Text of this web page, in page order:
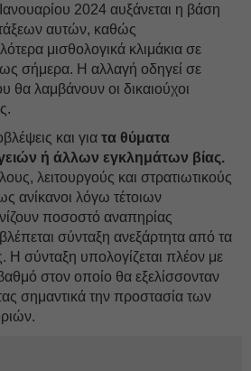
2024 αυξάνεται η βάση
αυτών, καθώς
μισθολογικά κλιμάκια σε
σήμερα. Η αλλαγή οδηγεί σε
λαμβάνουν οι δικαιούχοι
και για τα θύματα
ή άλλων εγκλημάτων βίας.
λειτουργούς και στρατιωτικούς
ανίκανοι λόγω τέτοιων
ποσοστό αναπηρίας
σύνταξη ανεξάρτητα από τα
Η σύνταξη υπολογίζεται πλέον με
στον οποίο θα εξελίσσονταν
σημαντικά την προστασία των